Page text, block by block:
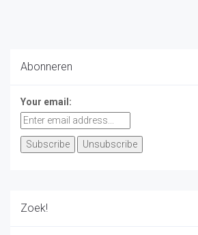
Abonneren
Your email:
Zoek!